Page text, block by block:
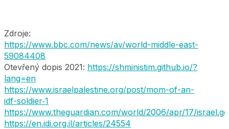
Zdroje:
https://www.bbc.com/news/av/world-middle-east-
59084408
Otevřený dopis 2021: https://shministim.github.io/?
lang=en
https://www.israelpalestine.org/post/mom-of-an-
idf-soldier‑1
https://www.theguardian.com/world/2006/apr/17/
https://en.idi.org.il/articles/24554